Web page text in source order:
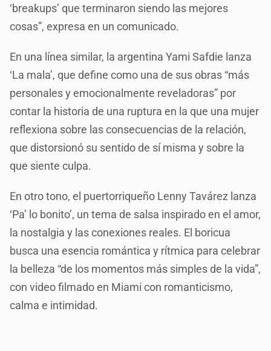
‘breakups’ que terminaron siendo las mejores
cosas”, expresa en un comunicado.
En una línea similar, la argentina Yami Safdie lanza
‘La mala’, que define como una de sus obras “más
personales y emocionalmente reveladoras” por
contar la historia de una ruptura en la que una mujer
reflexiona sobre las consecuencias de la relación,
que distorsionó su sentido de sí misma y sobre la
que siente culpa.
En otro tono, el puertorriqueño Lenny Tavárez lanza
‘Pa’ lo bonito’, un tema de salsa inspirado en el amor,
la nostalgia y las conexiones reales. El boricua
busca una esencia romántica y rítmica para celebrar
la belleza “de los momentos más simples de la vida”,
con video filmado en Miami con romanticismo,
calma e intimidad.